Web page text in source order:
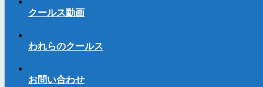
クールス動画
われらのクールス
お問い合わせ